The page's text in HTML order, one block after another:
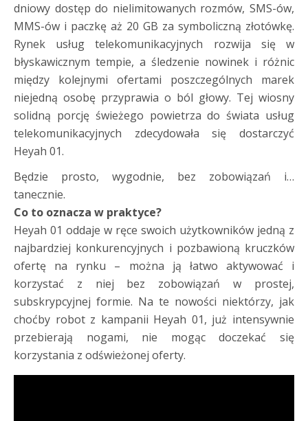
dniowy dostęp do nielimitowanych rozmów, SMS-ów,
MMS-ów i paczkę aż 20 GB za symboliczną złotówkę.
Rynek usług telekomunikacyjnych rozwija się w
błyskawicznym tempie, a śledzenie nowinek i różnic
między kolejnymi ofertami poszczególnych marek
niejedną osobę przyprawia o ból głowy. Tej wiosny
solidną porcję świeżego powietrza do świata usług
telekomunikacyjnych zdecydowała się dostarczyć
Heyah 01.
Będzie prosto, wygodnie, bez zobowiązań i…
tanecznie.
Co to oznacza w praktyce?
Heyah 01 oddaje w ręce swoich użytkowników jedną z
najbardziej konkurencyjnych i pozbawioną kruczków
ofertę na rynku – można ją łatwo aktywować i
korzystać z niej bez zobowiązań w prostej,
subskrypcyjnej formie. Na te nowości niektórzy, jak
choćby robot z kampanii Heyah 01, już intensywnie
przebierają nogami, nie mogąc doczekać się
korzystania z odświeżonej oferty.